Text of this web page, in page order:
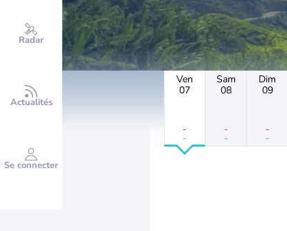
Radar
Actualités
Se connecter
Ven
07
-
-
Sam
08
-
-
Dim
09
-
-